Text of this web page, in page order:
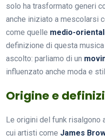
solo ha trasformato generi
anche iniziato a mescolarsi
come quelle medio-
definizione di questa
ascolto: parliamo di un
influenzato anche moda e
Origine e
Le origini del funk risalgono
cui artisti come James